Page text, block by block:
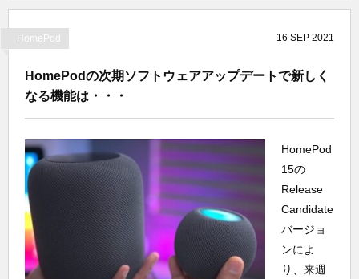
HomePod 16 SEP 2021
HomePodの次期ソフトウェアアップデートで新しく
なる機能は・・・
HomePod
15の
Release
Candidate
バージョ
ンによ
り、来週